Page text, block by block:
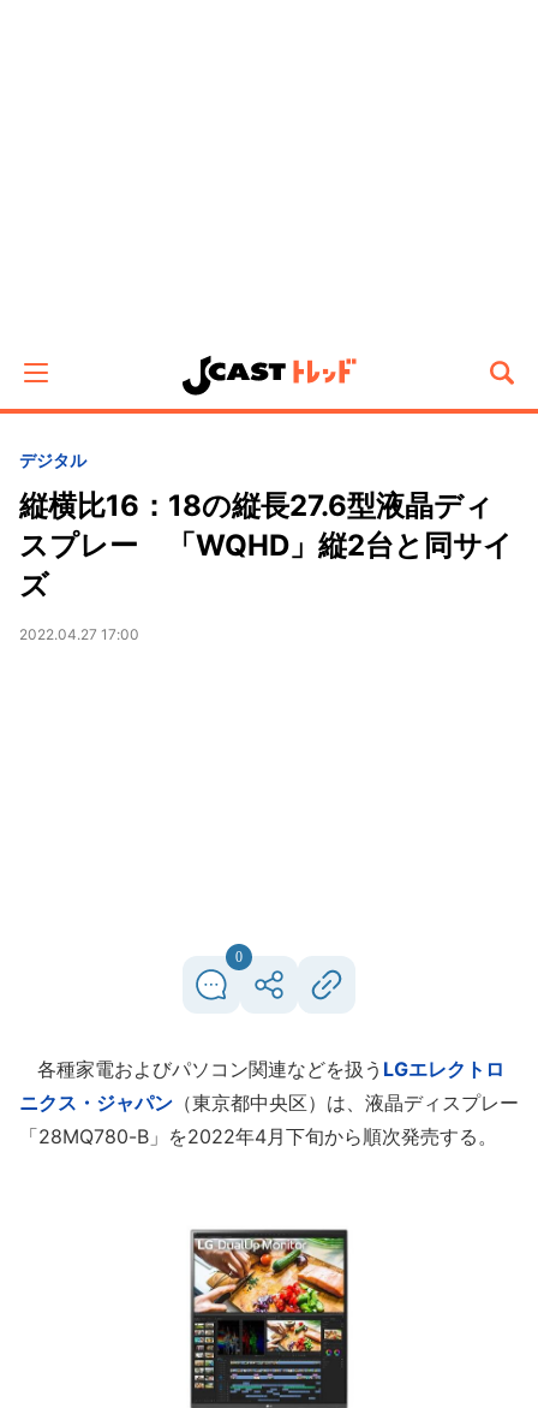
デジタル
縦横比16：18の縦長27.6型液晶ディ
スプレー 「WQHD」縦2台と同サイ
ズ
2022.04.27 17:00
0
各種家電およびパソコン関連などを扱う LGエレクトロ
ニクス・ジャパン （東京都中央区）は、液晶ディスプレー
「28MQ780-B」を2022年4月下旬から順次発売する。